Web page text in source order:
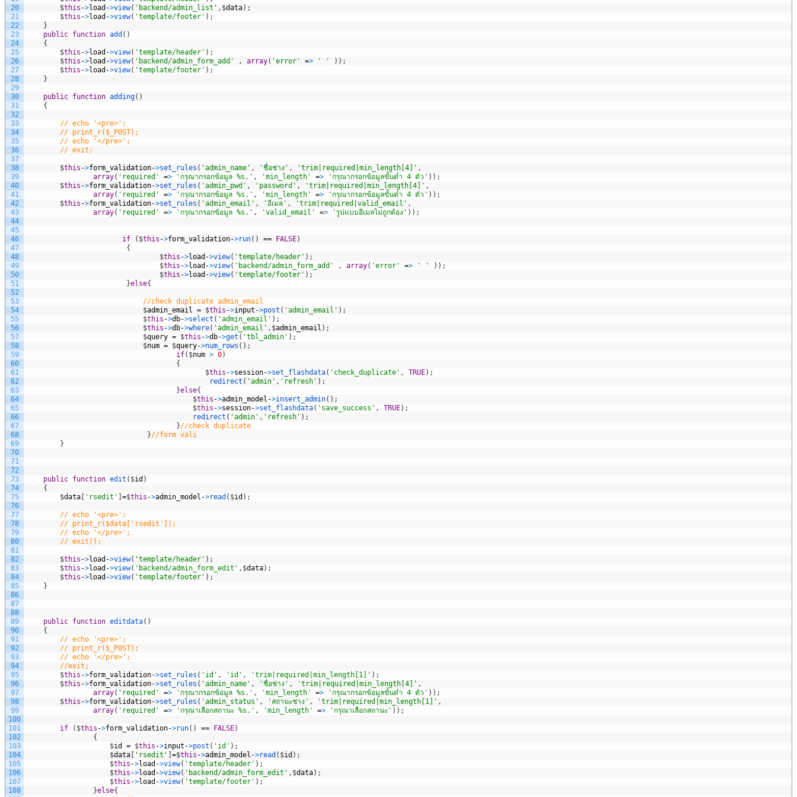
20
21
22
23
24
25
26
27
28
29
30
31
32
33
34
35
36
37
38
39
40
41
42
43
44
45
46
47
48
49
50
51
52
53
54
55
56
57
58
59
60
61
62
63
64
65
66
67
68
69
70
71
72
73
74
75
76
77
78
79
80
81
82
83
84
85
86
87
88
89
90
91
92
93
94
95
96
97
98
99
100
101
102
103
104
105
106
107
108
$this ->load ->view( 'backend/admin_list' , $data) ;
$this ->load ->view( 'template/footer' ) ;
}
public function add ( )
{
$this ->load ->view( 'template/header' ) ;
$this ->load ->view( 'backend/admin_form_add' , array( 'error' => ' ' ) ) ;
$this ->load ->view( 'template/footer' ) ;
}
public function adding( )
{
// echo '<pre>';
// print_r($_POST);
// echo '</pre>';
// exit;
$this ->form_validation->set_rules ( 'admin_name' , 'ชื่อช่าง' , 'trim|required|min_length[4]' ,
array( 'required' => 'กรุณากรอกข้อมูล %s.' , 'min_length' => 'กรุณากรอกข้อมูลขั้นต่ำ 4 ตัว' ) ) ;
$this ->form_validation->set_rules ( 'admin_pwd' , 'password' , 'trim|required|min_length[4]' ,
array( 'required' => 'กรุณากรอกข้อมูล %s.' , 'min_length' => 'กรุณากรอกข้อมูลขั้นต่ำ 4 ตัว' ) ) ;
$this ->form_validation->set_rules ( 'admin_email' , 'อีเมล' , 'trim|required|valid_email' ,
array( 'required' => 'กรุณากรอกข้อมูล %s.' , 'valid_email' => 'รูปแบบอีเมลไม่ถูกต้อง' ) ) ;
if ( $this ->form_validation->run( ) == FALSE)
{
$this ->load ->view( 'template/header' ) ;
$this ->load ->view( 'backend/admin_form_add' , array( 'error' => ' ' ) ) ;
$this ->load ->view( 'template/footer' ) ;
}else{
//check duplicate admin_email
$admin_email = $this ->input ->post ( 'admin_email' ) ;
$this ->db->select ( 'admin_email' ) ;
$this ->db->where( 'admin_email' , $admin_email ) ;
$query = $this ->db->get ( 'tbl_admin' ) ;
$num = $query->num_rows ( ) ;
if( $num > 0)
{
$this ->session->set_flashdata( 'check_duplicate' , TRUE) ;
redirect ( 'admin' , 'refresh' ) ;
}else{
$this ->admin_model ->insert_admin( ) ;
$this ->session->set_flashdata( 'save_success' , TRUE) ;
redirect ( 'admin' , 'refresh' ) ;
}//check duplicate
}//form vali
}
public function edit ( $id )
{
$data [ 'rsedit' ] =$this ->admin_model ->read ( $id ) ;
// echo '<pre>';
// print_r($data['rsedit']);
// echo '</pre>';
// exit();
$this ->load ->view( 'template/header' ) ;
$this ->load ->view( 'backend/admin_form_edit' , $data) ;
$this ->load ->view( 'template/footer' ) ;
}
public function editdata( )
{
// echo '<pre>';
// print_r($_POST);
// echo '</pre>';
//exit;
$this ->form_validation->set_rules ( 'id' , 'id' , 'trim|required|min_length[1]' ) ;
$this ->form_validation->set_rules ( 'admin_name' , 'ชื่อช่าง' , 'trim|required|min_length[4]' ,
array( 'required' => 'กรุณากรอกข้อมูล %s.' , 'min_length' => 'กรุณากรอกข้อมูลขั้นต่ำ 4 ตัว' ) ) ;
$this ->form_validation->set_rules ( 'admin_status' , 'สถานะช่าง' , 'trim|required|min_length[1]' ,
array( 'required' => 'กรุณาเลือกสถานะ %s.' , 'min_length' => 'กรุณาเลือกสถานะ' ) ) ;
if ( $this ->form_validation->run( ) == FALSE)
{
$id = $this ->input ->post ( 'id' ) ;
$data [ 'rsedit' ] =$this ->admin_model ->read ( $id ) ;
$this ->load ->view( 'template/header' ) ;
$this ->load ->view( 'backend/admin_form_edit' , $data) ;
$this ->load ->view( 'template/footer' ) ;
}else{